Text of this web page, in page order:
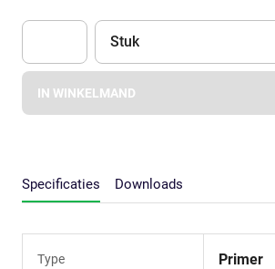
Apok.Product.Detail.AddToCart.Quantity
Eenheid
Stuk
IN WINKELMAND
Specificaties Downloads
Type Primer